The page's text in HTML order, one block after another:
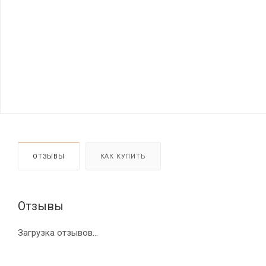
ОТЗЫВЫ КАК КУПИТЬ
Отзывы
Загрузка отзывов...